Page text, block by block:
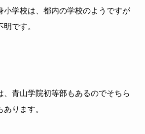
小学校は、都内の学校のようですが
です。
、青山学院初等部もあるのでそちら
ります。